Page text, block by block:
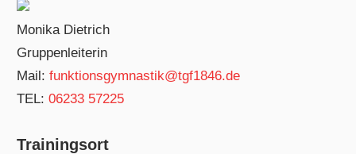
Monika Dietrich
Gruppenleiterin
Mail:funktionsgymnastik@tgf1846.de
TEL:06233 57225
Trainingsort